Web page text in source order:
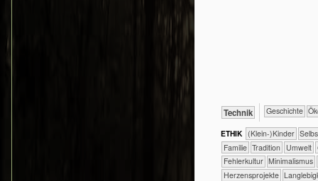
​Technik ​​​​​​​​Geschichte
ETHIK (Klein-)Kinder
​​​​​​​​​​​Familie ​​​​​​​​​​​Tradition ​​​​​Umwelt
​​Fehlerkultur ​​Minimalismus
Herzensprojekte